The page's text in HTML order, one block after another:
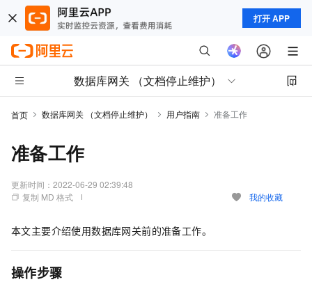
打开 APP
数据库网关 （文档停止维护）
首页 数据库网关 （文档停止维护） 用户指南 准备工作
准备工作
更新时间： 2022-06-29 02:39:48
复制 MD 格式
我的收藏
本文主要介绍使用数据库网关前的准备工作。
操作步骤